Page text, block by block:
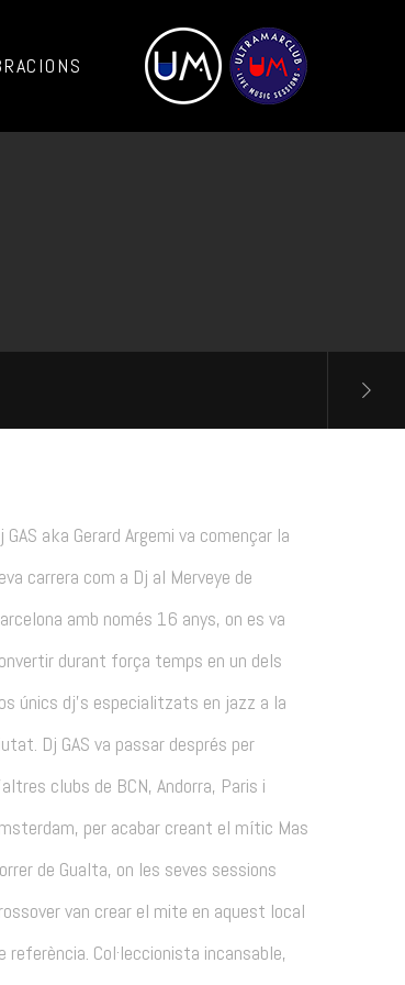
GAS aka Gerard Argemi va començar la
carrera com a Dj al Merveye de
amb només 16 anys, on es va
durant força temps en un dels
únics dj's especialitzats en jazz a la
Dj GAS va passar després per
clubs de BCN, Andorra, Paris i
per acabar creant el mític Mas
de Gualta, on les seves sessions
van crear el mite en aquest local
referència. Col·leccionista incansable,